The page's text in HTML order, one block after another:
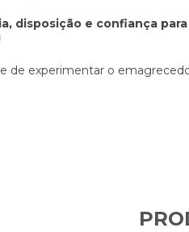
disposição e confiança
de experimentar o